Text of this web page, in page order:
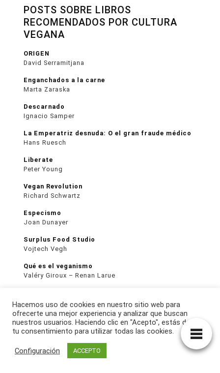
POSTS SOBRE LIBROS
RECOMENDADOS POR CULTURA
VEGANA
ORIGEN
David Serramitjana
Enganchados a la carne
Marta Zaraska
Descarnado
Ignacio Samper
La Emperatriz desnuda: O el gran fraude médico
Hans Ruesch
Liberate
Peter Young
Vegan Revolution
Richard Schwartz
Especismo
Joan Dunayer
Surplus Food Studio
Vojtech Vegh
Qué es el veganismo
Valéry Giroux – Renan Larue
Joseph de la Paz
Simona Kossak
Anna Kamińska
La voz de los animales
Pilar Badía
Hacemos uso de cookies en nuestro sitio web para
ofrecerte una mejor experiencia y analizar que buscan
nuestros usuarios. Haciendo clic en "Acepto", estás dando
tu consentimiento para utilizar todas las cookies.
Configuración ACCEPTO